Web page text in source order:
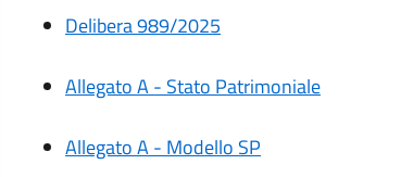
Delibera 989/2025
Allegato A - Stato Patrimoniale
Allegato A - Modello SP